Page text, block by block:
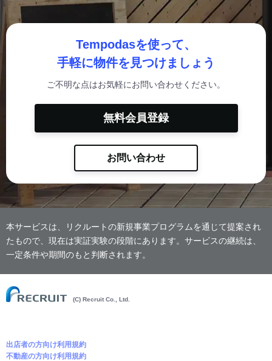
Tempodasを使って、
手軽に物件を見つけましょう
ご不明な点はお気軽にお問い合わせください。
無料会員登録
お問い合わせ
本サービスは、リクルートの新規事業プログラムを通じて提案され
たもので、現在は実証実験の段階にあります。サービスの継続は、
一定条件や期間のもと判断されます。
(C) Recruit Co., Ltd.
出店者の方向け利用規約
不動産の方向け利用規約